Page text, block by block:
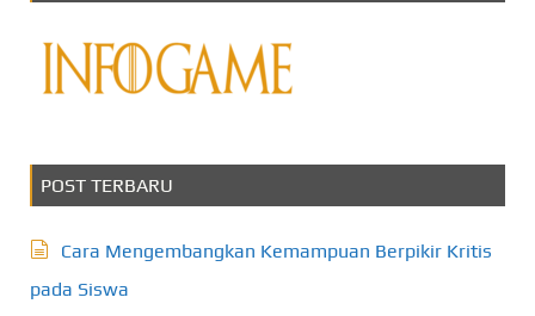
POST TERBARU
Cara Mengembangkan Kemampuan Berpikir Kritis
pada Siswa